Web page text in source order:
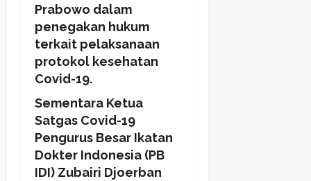
Prabowo dalam
penegakan hukum
terkait pelaksanaan
protokol kesehatan
Covid-19.
Sementara Ketua
Satgas Covid-19
Pengurus Besar Ikatan
Dokter Indonesia (PB
IDI) Zubairi Djoerban